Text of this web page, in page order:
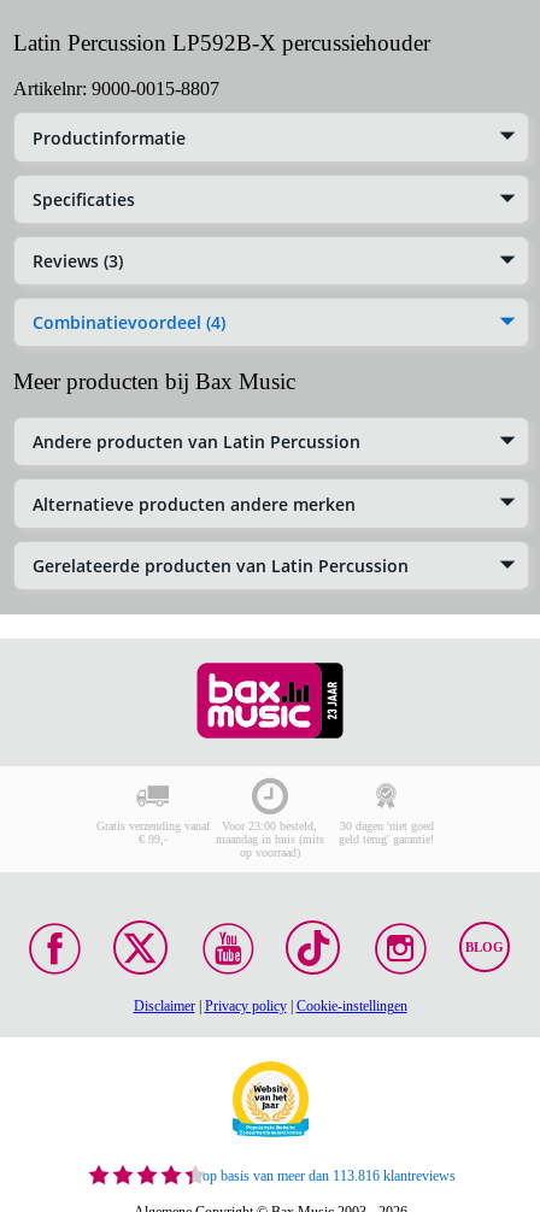
Latin Percussion LP592B-X percussiehouder
Artikelnr: 9000-0015-8807
Productinformatie
Specificaties
Reviews (3)
Combinatievoordeel (4)
Meer producten bij Bax Music
Andere producten van Latin Percussion
Alternatieve producten andere merken
Gerelateerde producten van Latin Percussion
Gratis verzending vanaf
€ 99,-
Voor 23:00 besteld,
maandag in huis (mits
op voorraad)
30 dagen 'niet goed
geld terug' garantie!
BLOG
Disclaimer| Privacy policy| Cookie-instellingen
op basis van meer dan 113.816 klantreviews